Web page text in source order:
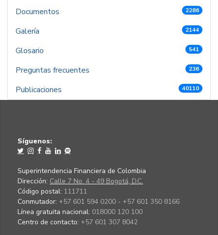
Documentos 2286
Galería 2144
Glosario 541
Preguntas frecuentes 236
Publicaciones 40110
Síguenos:
Superintendencia Financiera de Colombia
Dirección: Calle 7 No. 4 - 49 Bogotá, D.C.
Código postal: 111711
Conmutador: +57 601 594 0200 - +57 601 350 8166
Línea gratuita nacional: 018000 120 100
Centro de contacto: +57 601 307 8042